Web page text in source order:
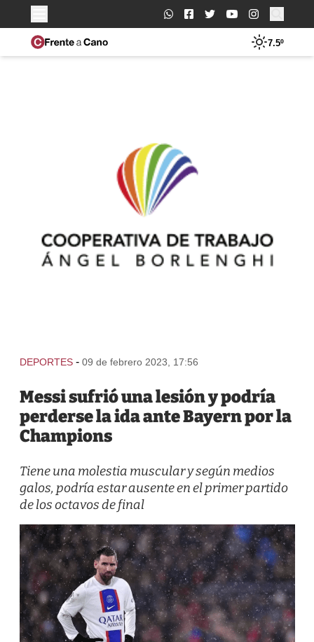
Buscar:
7.5º
DEPORTES - 09 de febrero 2023, 17:56
Messi sufrió una lesión y podría
perderse la ida ante Bayern por la
Champions
Tiene una molestia muscular y según medios
galos, podría estar ausente en el primer partido
de los octavos de final